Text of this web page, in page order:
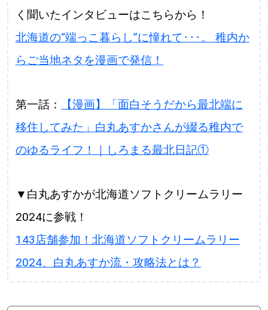
く聞いたインタビューはこちらから！
北海道の“端っこ暮らし”に憧れて･･･。 稚内か
らご当地ネタを漫画で発信！
第一話：
【漫画】「面白そうだから最北端に
移住してみた」白丸あすかさんが綴る稚内で
のゆるライフ！｜しろまる最北日記①
▼白丸あすかが北海道ソフトクリームラリー
2024に参戦！
143店舗参加！北海道ソフトクリームラリー
2024、白丸あすか流・攻略法とは？